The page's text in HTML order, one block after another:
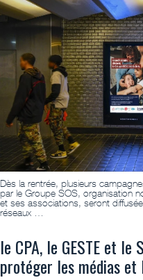
Dès la rentrée, plusieurs
par le Groupe SOS, organisation
et ses associations, seront
réseaux …
le CPA, le GESTE et
protéger les médias et